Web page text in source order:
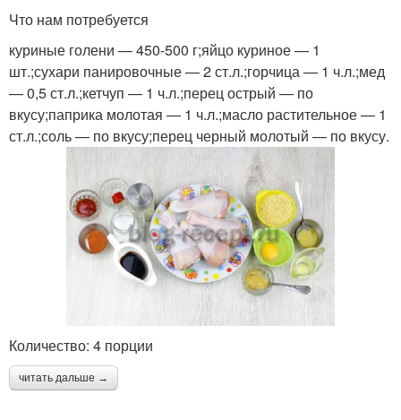
Что нам потребуется
куриные голени — 450-500 г;яйцо куриное — 1
шт.;сухари панировочные — 2 ст.л.;горчица — 1 ч.л.;мед
— 0,5 ст.л.;кетчуп — 1 ч.л.;перец острый — по
вкусу;паприка молотая — 1 ч.л.;масло растительное — 1
ст.л.;соль — по вкусу;перец черный молотый — по вкусу.
Количество: 4 порции
читать дальше →